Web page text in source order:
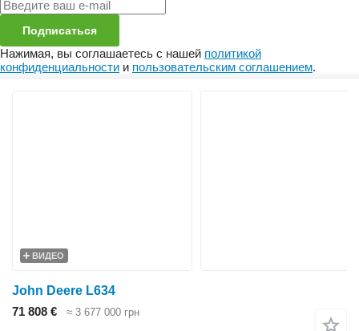
Подписаться
Нажимая, вы соглашаетесь с нашей политикой
конфиденциальности и пользовательским соглашением.
ВИДЕО
John Deere L634
71 808 €
≈ 3 677 000 грн